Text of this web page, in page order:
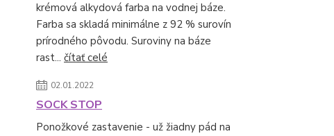
krémová alkydová farba na vodnej báze.
Farba sa skladá minimálne z 92 % surovín
prírodného pôvodu. Suroviny na báze
rast... čítať celé
02.01.2022
SOCK STOP
Ponožkové zastavenie - už žiadny pád na